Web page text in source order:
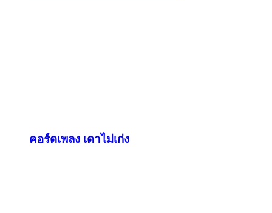
คอร์ดเพลง เดาไม่เก่ง